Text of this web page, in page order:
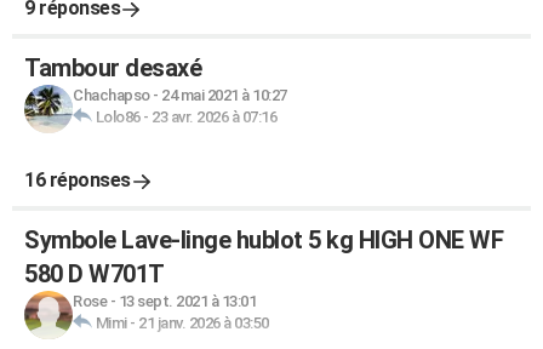
9 réponses
Tambour desaxé
Chachapso- 24 mai 2021 à 10:27
Lolo86- 23 avr. 2026 à 07:16
16 réponses
Symbole Lave-linge hublot 5 kg HIGH ONE WF
580 D W701T
Rose- 13 sept. 2021 à 13:01
Mimi- 21 janv. 2026 à 03:50